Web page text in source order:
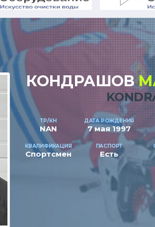
КОНДРАШОВ
ТР/КН
NAN
ДАТА РОЖДЕНИЯ
7 мая 1997
КВАЛИФИКАЦИЯ
Спортсмен
ПАСПОРТ
Есть